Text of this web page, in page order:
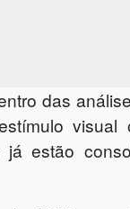
das
visual
estão